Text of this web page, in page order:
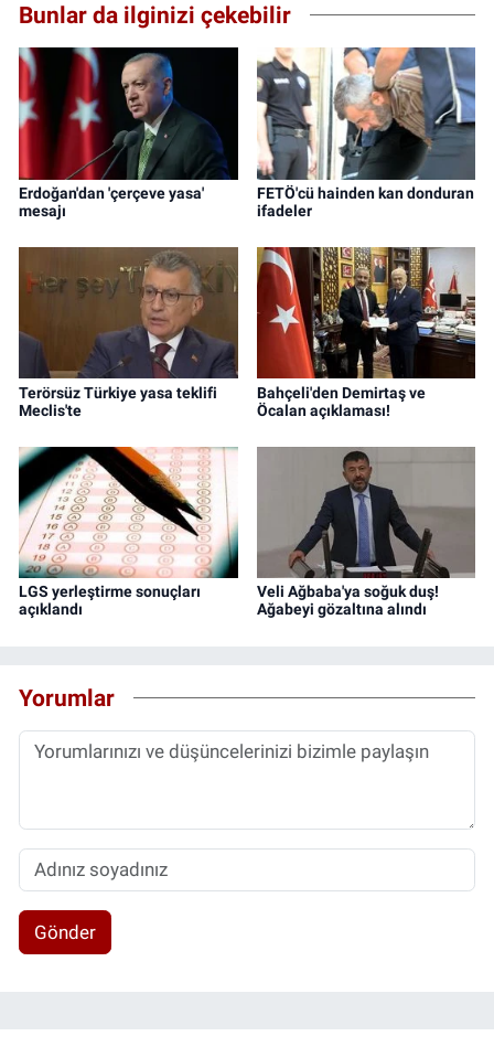
Bunlar da ilginizi çekebilir
Erdoğan'dan 'çerçeve yasa'
mesajı
FETÖ'cü hainden kan donduran
ifadeler
Terörsüz Türkiye yasa teklifi
Meclis'te
Bahçeli'den Demirtaş ve
Öcalan açıklaması!
LGS yerleştirme sonuçları
açıklandı
Veli Ağbaba'ya soğuk duş!
Ağabeyi gözaltına alındı
Yorumlar
Gönder